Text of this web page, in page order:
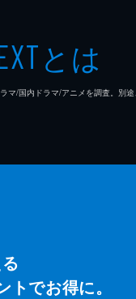
とは
/国内ドラマ/アニメを調査。別途
トでお得に。